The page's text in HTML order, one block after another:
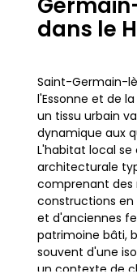
dans le
Saint-Germain-
l'Essonne et de
un tissu urbain
dynamique aux
L'habitat local
architecturale
comprenant des
constructions en
et d'anciennes
patrimoine bâti,
souvent d'une
un contexte de